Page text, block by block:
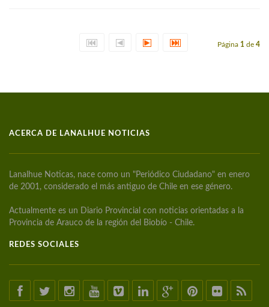
Página 1 de 4
ACERCA DE LANALHUE NOTICIAS
Lanalhue Noticas, nace como un "Periódico Ciudadano" en enero
de 2001, considerado el más antiguo de Chile en ese género.
Actualmente es un Diario Provincial con noticias orientadas a la
Provincia de Arauco de la región del Biobío - Chile.
REDES SOCIALES